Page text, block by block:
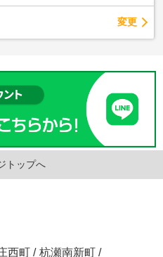
変更
トップへ
西町 / 杭瀬南新町 /